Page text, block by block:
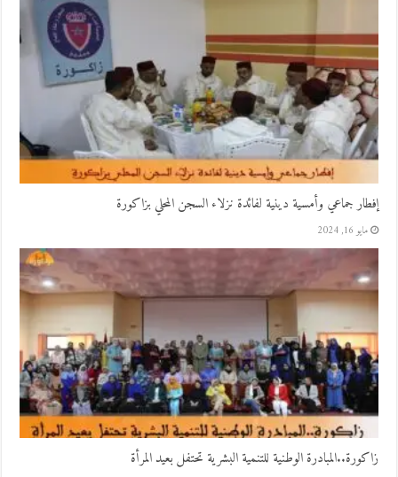
إفطار جماعي وأمسية دينية لفائدة نزلاء السجن المحلي بزاكورة
مايو 16, 2024
زاكورة..المبادرة الوطنية للتنمية البشرية تحتفل بعيد المرأة